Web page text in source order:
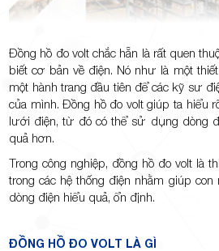
Đức,
Đồng hồ đo volt chắc hẵn là rất quen
biết cơ bản về điện. Nó như là một
một hành trang đầu tiên để các kỹ sư
của mình. Đồng hồ đo volt giúp ta hiểu
lưới điện, từ đó có thể sử dụng dòng
quả hơn.
Trong công nghiệp, đồng hồ đo volt là
trong các hệ thống điện nhằm giúp
dòng điện hiểu quả, ổn định.
ĐỒNG HỒ ĐO VOLT LÀ GÌ